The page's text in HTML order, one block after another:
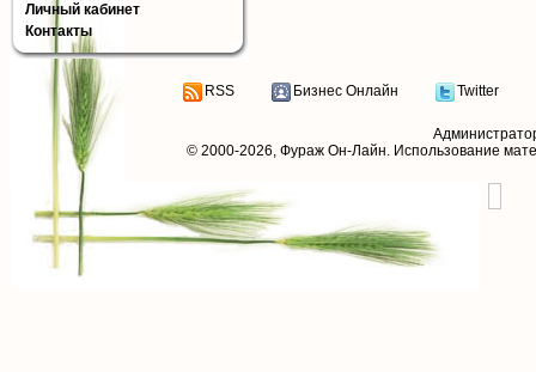
Личный кабинет
Контакты
RSS Бизнес Онлайн Twitter
© 2000-2026, Фураж Он-Лайн. Использование